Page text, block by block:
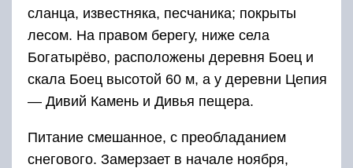
сланца, известняка, песчаника; покрыты
лесом. На правом берегу, ниже села
Богатырёво, расположены деревня Боец и
скала Боец высотой 60 м, а у деревни Цепия
— Дивий Камень и Дивья пещера.
Питание смешанное, с преобладанием
снегового. Замерзает в начале ноября,